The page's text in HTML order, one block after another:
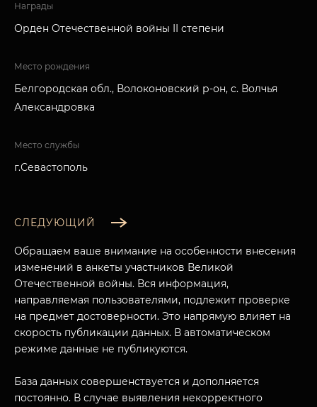
Награды
Орден Отечественной войны II степени
Место рождения
Белгородская обл., Волоконовский р-он, с. Волчья
Александровка
Место службы
г.Севастополь
СЛЕДУЮЩИЙ
Обращаем ваше внимание на особенности внесения
изменений в анкеты участников Великой
Отечественной войны. Вся информация,
направляемая пользователями, подлежит проверке
на предмет достоверности. Это напрямую влияет на
скорость публикации данных. В автоматическом
режиме данные не публикуются.
База данных совершенствуется и дополняется
постоянно. В случае выявления некорректного